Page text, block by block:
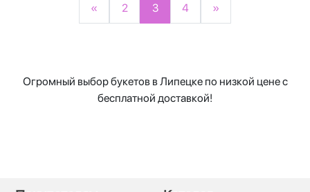
« 2 3 4 »
Огромный выбор букетов в Липецке по низкой цене с
бесплатной доставкой!